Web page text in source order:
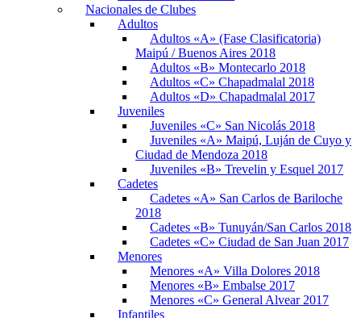
Nacionales de Clubes
Adultos
Adultos «A» (Fase Clasificatoria)
Maipú / Buenos Aires 2018
Adultos «B» Montecarlo 2018
Adultos «C» Chapadmalal 2018
Adultos «D» Chapadmalal 2017
Juveniles
Juveniles «C» San Nicolás 2018
Juveniles «A» Maipú, Luján de Cuyo y
Ciudad de Mendoza 2018
Juveniles «B» Trevelin y Esquel 2017
Cadetes
Cadetes «A» San Carlos de Bariloche
2018
Cadetes «B» Tunuyán/San Carlos 2018
Cadetes «C» Ciudad de San Juan 2017
Menores
Menores «A» Villa Dolores 2018
Menores «B» Embalse 2017
Menores «C» General Alvear 2017
Infantiles